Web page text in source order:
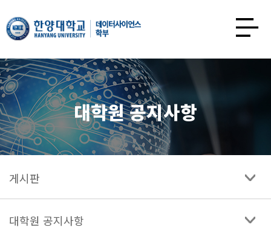
한양대학교
데이터사이언스학과
열기
대학원 공지사항
게시판
대학원 공지사항